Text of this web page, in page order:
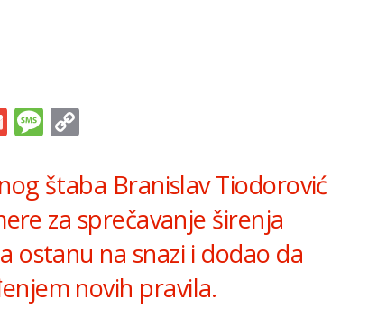
GmailMessage
štaba Branislav Tiodorović
za sprečavanje širenja
ostanu na snazi i dodao da
novih pravila.